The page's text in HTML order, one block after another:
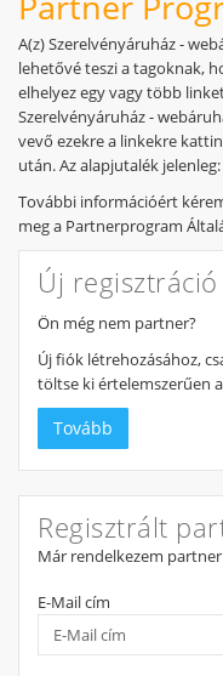
A(z) Szerelvényáruház -
lehetővé teszi a tagoknak,
elhelyez egy vagy több
Szerelvényáruház -
vevő ezekre a linkekre
után. Az alapjutalék jelenleg:
További információért
meg a Partnerprogram
Új regisztráció
Ön még nem partner?
Új fiók létrehozásához,
töltse ki értelemszerűen
Tovább
Regisztrált
Már rendelkezem
E-Mail cím